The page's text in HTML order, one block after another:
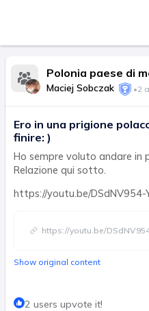
Maciej Sobczak •2
Ero in una prigione
finire: )
Ho sempre voluto andare in
Relazione qui sotto.
https://youtu.be/DSdNV954-
https://youtu.be/
Show original content
2 users upvote it!